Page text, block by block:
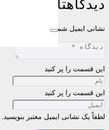
نشانی ایمیل شما منتشر نخواهد شد.
این قسمت را پر کنید
این قسمت را پر کنید
لطفاً یک نشانی ایمیل معتبر بنویسید.